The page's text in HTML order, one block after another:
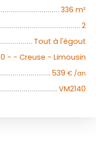
336 m²
2
Tout à l'égout
- - Creuse - Limousin
539 € /an
VM2140